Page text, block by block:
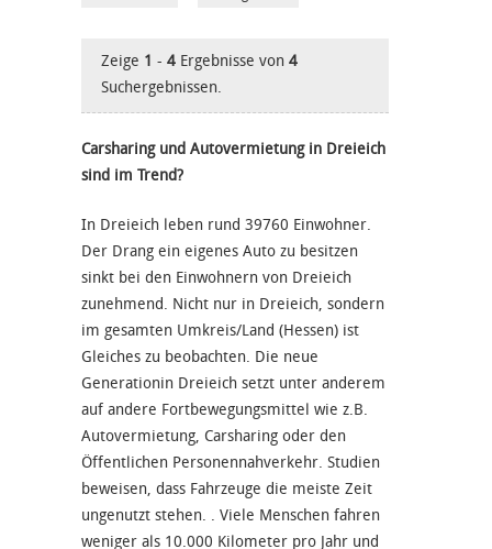
Zeige 1 - 4 Ergebnisse von 4
Suchergebnissen.
Carsharing und Autovermietung in Dreieich
sind im Trend?
In Dreieich leben rund 39760 Einwohner.
Der Drang ein eigenes Auto zu besitzen
sinkt bei den Einwohnern von Dreieich
zunehmend. Nicht nur in Dreieich, sondern
im gesamten Umkreis/Land (Hessen) ist
Gleiches zu beobachten. Die neue
Generationin Dreieich setzt unter anderem
auf andere Fortbewegungsmittel wie z.B.
Autovermietung, Carsharing oder den
Öffentlichen Personennahverkehr. Studien
beweisen, dass Fahrzeuge die meiste Zeit
ungenutzt stehen. . Viele Menschen fahren
weniger als 10.000 Kilometer pro Jahr und